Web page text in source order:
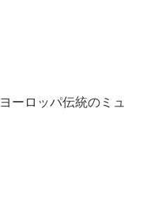
ーロッパ伝統のミュ